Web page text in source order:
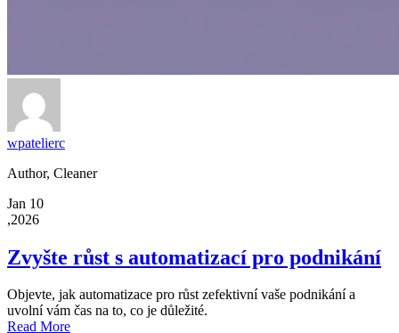
wpatelierc
Author, Cleaner
Jan 10
,2026
Zvyšte růst s automatizací pro podnikání
Objevte, jak automatizace pro růst zefektivní vaše podnikání a
uvolní vám čas na to, co je důležité.
Read More